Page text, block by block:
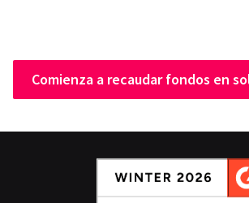
Comienza a recaudar fondos en